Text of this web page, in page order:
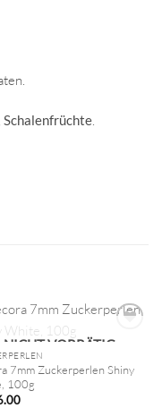
Schalenfrüchte.
NICHT VORRÄTIG
7mm Zuckerperlen Shiny
100g